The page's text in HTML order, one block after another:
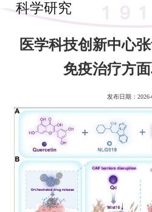
科学研究
医学科技创新中心
免疫治疗方
发布日期：2026-